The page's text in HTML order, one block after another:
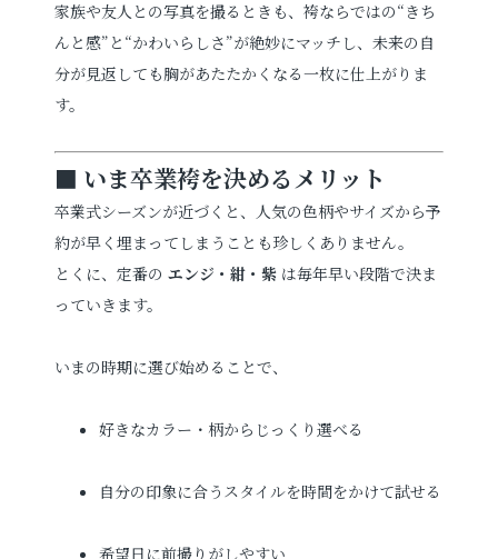
家族や友人との写真を撮るときも、袴ならではの“きち
んと感”と“かわいらしさ”が絶妙にマッチし、未来の自
分が見返しても胸があたたかくなる一枚に仕上がりま
す。
■ いま卒業袴を決めるメリット
卒業式シーズンが近づくと、人気の色柄やサイズから予
約が早く埋まってしまうことも珍しくありません。
とくに、定番のエンジ・紺・紫 は毎年早い段階で決ま
っていきます。
いまの時期に選び始めることで、
好きなカラー・柄からじっくり選べる
自分の印象に合うスタイルを時間をかけて試せる
希望日に前撮りがしやすい